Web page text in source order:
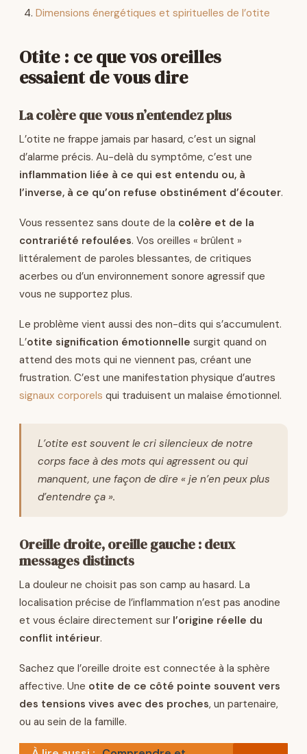
Dimensions énergétiques et spirituelles de l’otite
Otite : ce que vos oreilles
essaient de vous dire
La colère que vous n’entendez plus
L’otite ne frappe jamais par hasard, c’est un signal
d’alarme précis. Au-delà du symptôme, c’est une
inflammation liée à ce qui est entendu ou, à
l’inverse, à ce qu’on refuse obstinément d’écouter.
Vous ressentez sans doute de la colère et de la
contrariété refoulées. Vos oreilles « brûlent »
littéralement de paroles blessantes, de critiques
acerbes ou d’un environnement sonore agressif que
vous ne supportez plus.
Le problème vient aussi des non-dits qui s’accumulent.
L’otite signification émotionnelle surgit quand on
attend des mots qui ne viennent pas, créant une
frustration. C’est une manifestation physique d’autres
signaux corporels qui traduisent un malaise émotionnel.
L’otite est souvent le cri silencieux de notre
corps face à des mots qui agressent ou qui
manquent, une façon de dire « je n’en peux plus
d’entendre ça ».
Oreille droite, oreille gauche : deux
messages distincts
La douleur ne choisit pas son camp au hasard. La
localisation précise de l’inflammation n’est pas anodine
et vous éclaire directement sur l’origine réelle du
conflit intérieur.
Sachez que l’oreille droite est connectée à la sphère
affective. Une otite de ce côté pointe souvent vers
des tensions vives avec des proches, un partenaire,
ou au sein de la famille.